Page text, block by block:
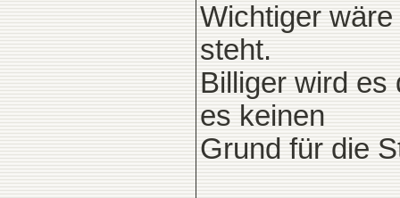
Wichtiger
steht.
Billiger wird es
es keinen
Grund für die